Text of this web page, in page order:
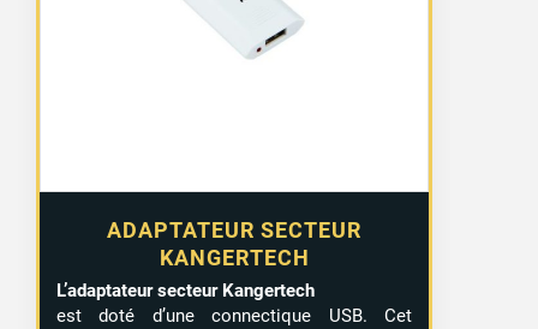
ADAPTATEUR SECTEUR
KANGERTECH
L’adaptateur secteur Kangertech
est doté d’une connectique USB. Cet